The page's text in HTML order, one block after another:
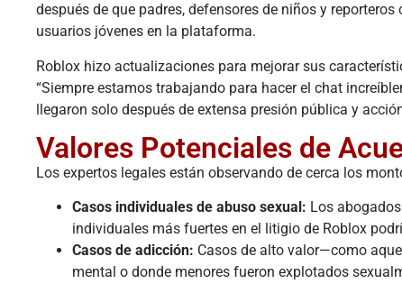
después de que padres, defensores de niños y
usuarios jóvenes en la plataforma.
Roblox hizo actualizaciones para mejorar sus
“Siempre estamos trabajando para hacer el chat
llegaron solo después de extensa presión pública y
Valores Potenciales de
Los expertos legales están observando de cerca los
Casos individuales de abuso sexual: Los
individuales más fuertes en el litigio de Roblox
Casos de adicción: Casos de alto valor—como
mental o donde menores fueron explotados